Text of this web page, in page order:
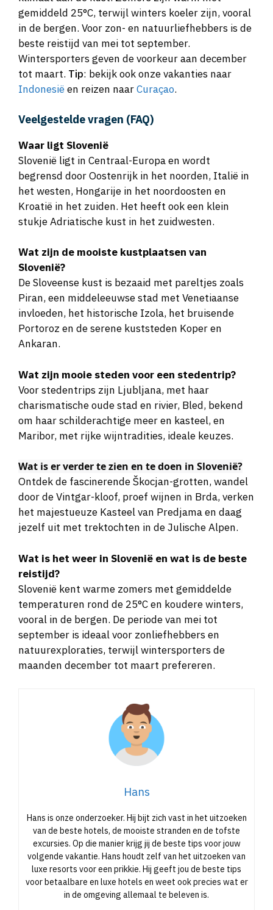
in de bergen. Voor zon- en natuurliefhebbers is de
beste reistijd van mei tot september.
Wintersporters geven de voorkeur aan december
tot maart.Tip: bekijk ook onze vakanties naar
Indonesiëen reizen naarCuraçao.
Slovenië ligt in Centraal-Europa en wordt
begrensd door Oostenrijk in het noorden, Italië in
het westen, Hongarije in het noordoosten en
Kroatië in het zuiden. Het heeft ook een klein
stukje Adriatische kust in het zuidwesten.
Slovenië?
De Sloveense kust is bezaaid met pareltjes zoals
Piran, een middeleeuwse stad met Venetiaanse
invloeden, het historische Izola, het bruisende
Portoroz en de serene kuststeden Koper en
Ankaran.
Voor stedentrips zijn Ljubljana, met haar
charismatische oude stad en rivier, Bled, bekend
om haar schilderachtige meer en kasteel, en
Maribor, met rijke wijntradities, ideale keuzes.
Ontdek de fascinerende Škocjan-grotten, wandel
door de Vintgar-kloof, proef wijnen in Brda, verken
het majestueuze Kasteel van Predjama en daag
jezelf uit met trektochten in de Julische Alpen.
reistijd?
Slovenië kent warme zomers met gemiddelde
temperaturen rond de 25°C en koudere winters,
vooral in de bergen. De periode van mei tot
september is ideaal voor zonliefhebbers en
natuurexploraties, terwijl wintersporters de
maanden december tot maart prefereren.
van de beste hotels, de mooiste stranden en de tofste
excursies. Op die manier krijg jij de beste tips voor jouw
volgende vakantie. Hans houdt zelf van het uitzoeken van
luxe resorts voor een prikkie. Hij geeft jou de beste tips
voor betaalbare en luxe hotels en weet ook precies wat er
in de omgeving allemaal te beleven is.
🌴 Populaire verre bestemmingen: